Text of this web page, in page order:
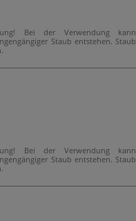
Bei der Verwendung kann
Staub entstehen. Staub
Bei der Verwendung kann
Staub entstehen. Staub